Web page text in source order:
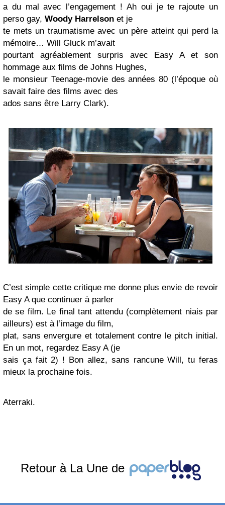
a du mal avec l’engagement ! Ah oui je te rajoute un
perso gay, Woody Harrelson et je
te mets un traumatisme avec un père atteint qui perd la
mémoire… Will Gluck m’avait
pourtant agréablement surpris avec Easy A et son
hommage aux films de Johns Hughes,
le monsieur Teenage-movie des années 80 (l’époque où
savait faire des films avec des
ados sans être Larry Clark).
C’est simple cette critique me donne plus envie de revoir
Easy A que continuer à parler
de se film. Le final tant attendu (complètement niais par
ailleurs) est à l’image du film,
plat, sans envergure et totalement contre le pitch initial.
En un mot, regardez Easy A (je
sais ça fait 2) ! Bon allez, sans rancune Will, tu feras
mieux la prochaine fois.
Aterraki.
Retour à La Une de